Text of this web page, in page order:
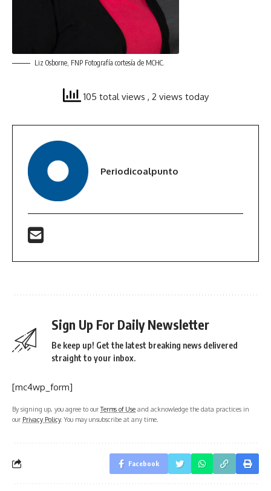
Liz Osborne, FNP Fotografía cortesía de MCHC.
105 total views , 2 views today
Periodicoalpunto
Sign Up For Daily Newsletter
Be keep up! Get the latest breaking news delivered
straight to your inbox.
[mc4wp_form]
By signing up, you agree to ourTerms of Use and acknowledge the data practices in
our Privacy Policy. You may unsubscribe at any time.
Facebook